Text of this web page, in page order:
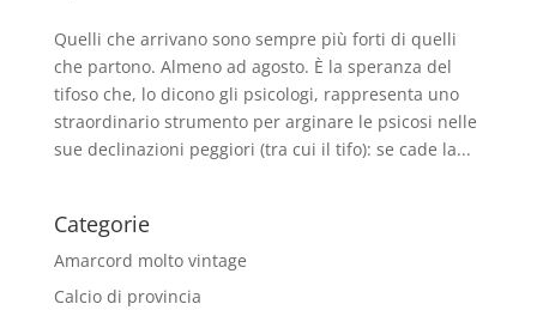
Quelli che arrivano sono sempre più forti di quelli
che partono. Almeno ad agosto. È la speranza del
tifoso che, lo dicono gli psicologi, rappresenta uno
straordinario strumento per arginare le psicosi nelle
sue declinazioni peggiori (tra cui il tifo): se cade la...
Categorie
Amarcord molto vintage
Calcio di provincia